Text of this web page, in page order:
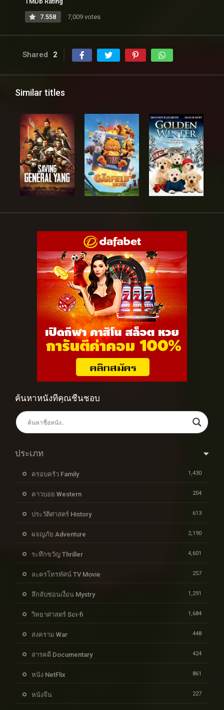
7.558 7,009 votes
Shared 2
Similar titles
ค้นหาหนังที่คุณชื่นชอบ
ประเภท
ครอบครัว Family 1,430
คาวบอย Western 204
ประวัติศาสตร์ History 613
ผจญภัย Adventure 2,190
ระทึกขวัญ Thriller 4,601
ละครโทรทัศน์ TV Movie 257
ลึกลับซ่อนเงื่อน Mystry 1,291
วิทยาศาสตร์ Sci-fi 1,684
สงคราม War 448
สารคดี Documentary 424
หนัง NetFlix 861
หนังจีน 227